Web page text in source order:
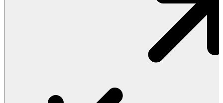
Thiết Bị Nước STIEBEL ELTRON
Thiết Bị Nước TÂN Á ĐẠI THÀNH